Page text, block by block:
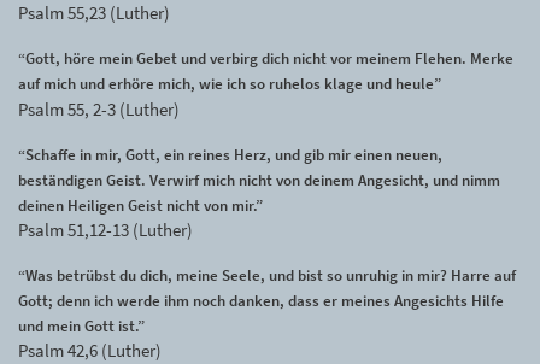
Psalm 55,23 (Luther)
“Gott, höre mein Gebet und verbirg dich nicht vor meinem Flehen. Merke
auf mich und erhöre mich, wie ich so ruhelos klage und heule”
Psalm 55, 2-3 (Luther)
“Schaffe in mir, Gott, ein reines Herz, und gib mir einen neuen,
beständigen Geist. Verwirf mich nicht von deinem Angesicht, und nimm
deinen Heiligen Geist nicht von mir.”
Psalm 51,12-13 (Luther)
“Was betrübst du dich, meine Seele, und bist so unruhig in mir? Harre auf
Gott; denn ich werde ihm noch danken, dass er meines Angesichts Hilfe
und mein Gott ist.”
Psalm 42,6 (Luther)